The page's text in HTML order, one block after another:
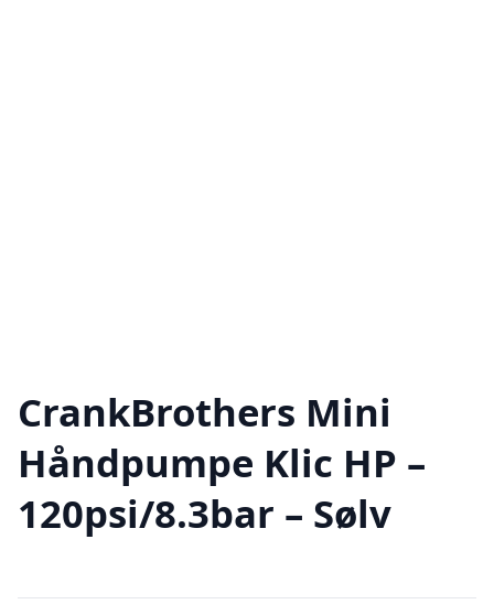
CrankBrothers Mini
Håndpumpe Klic HP –
120psi/8.3bar – Sølv